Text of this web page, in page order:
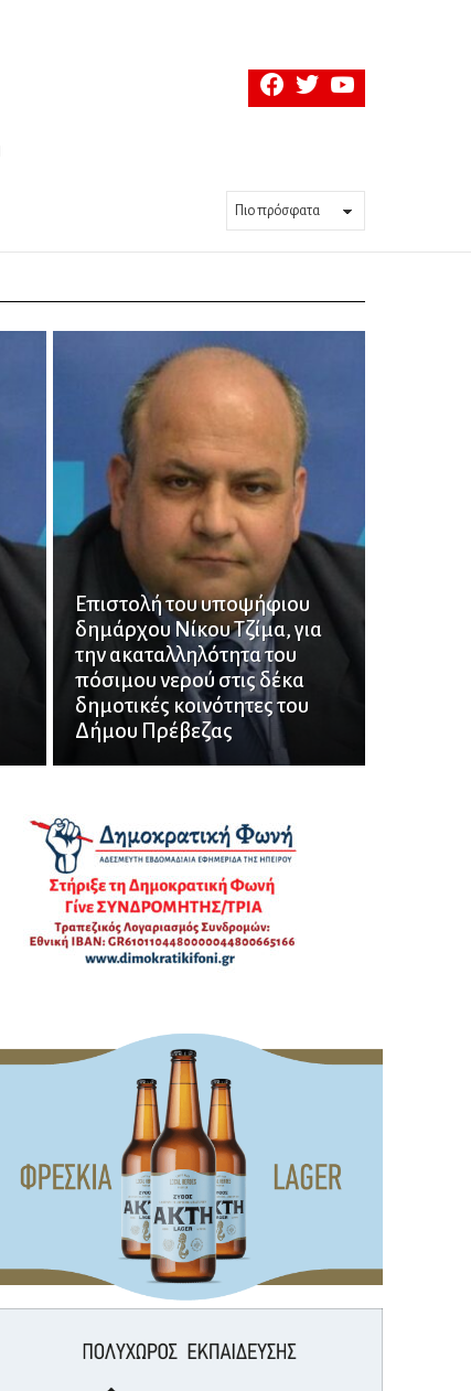
facebooktwitteryoutube
Επιστολή του υποψήφιου
δημάρχου Νίκου Τζίμα, για
την ακαταλληλότητα του
πόσιμου νερού στις δέκα
δημοτικές κοινότητες του
Δήμου Πρέβεζας